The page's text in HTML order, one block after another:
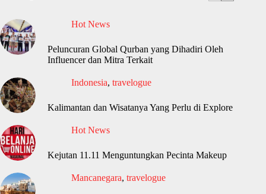
Hot News
Peluncuran Global Qurban yang Dihadiri Oleh
Influencer dan Mitra Terkait
Indonesia, travelogue
Kalimantan dan Wisatanya Yang Perlu di Explore
Hot News
Kejutan 11.11 Menguntungkan Pecinta Makeup
Mancanegara, travelogue